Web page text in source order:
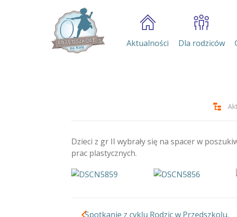
Aktualności Dla rodziców
Dzieci z gr II wybrały się na spacer w
prac plastycznych.
Spotkanie z cyklu Rodzic w Przedszkolu.